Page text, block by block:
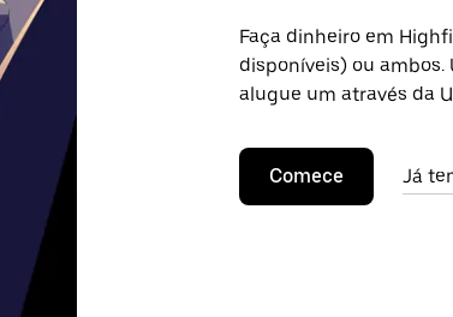
Faça dinheiro em
disponíveis) ou ambos.
alugue um através da
Comece Já